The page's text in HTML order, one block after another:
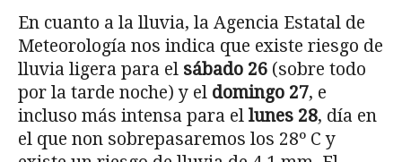
En cuanto a la lluvia, la Agencia Estatal de
Meteorología nos indica que existe riesgo de
lluvia ligera para el sábado 26 (sobre todo
por la tarde noche) y el domingo 27, e
incluso más intensa para el lunes 28, día en
el que non sobrepasaremos los 28º C y